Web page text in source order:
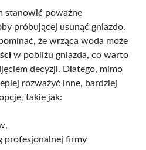
stanowić poważne
próbującej usunąć gniazdo.
że wrząca woda może
w pobliżu gniazda, co warto
decyzji. Dlatego, mimo
rozważyć inne, bardziej
takie jak:
profesjonalnej firmy